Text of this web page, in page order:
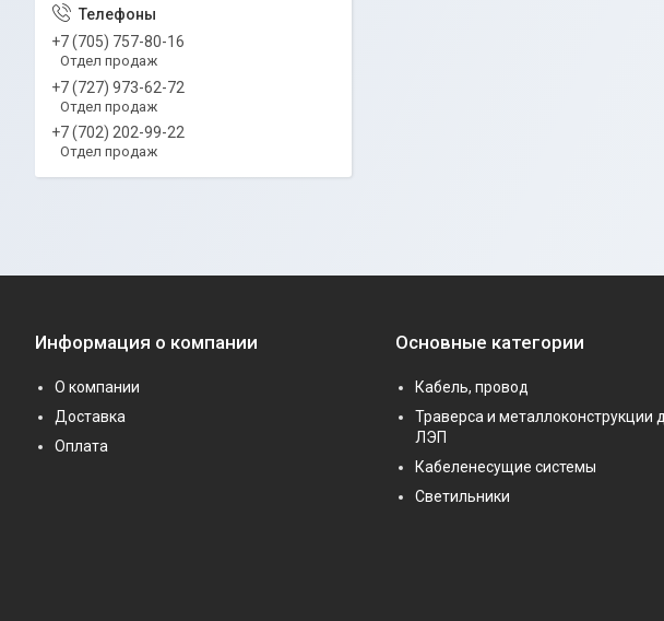
+7 (705) 757-80-16
Отдел продаж
+7 (727) 973-62-72
Отдел продаж
+7 (702) 202-99-22
Отдел продаж
Информация о компании
О компании
Доставка
Оплата
Основные категории
Кабель, провод
Траверса и металлоконструкции
ЛЭП
Кабеленесущие системы
Светильники